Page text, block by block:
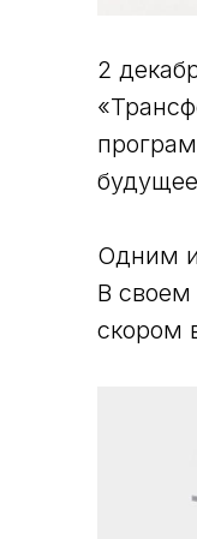
2
Одним
В своем
скором